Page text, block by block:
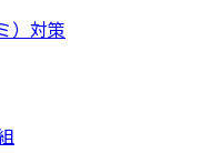
）対策